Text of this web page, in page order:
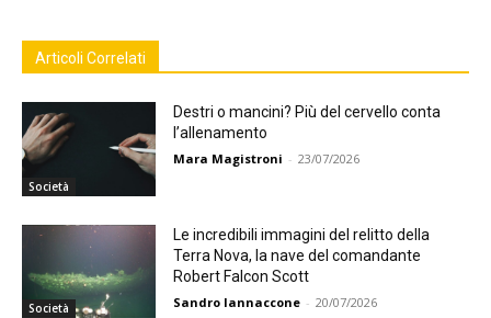
Articoli Correlati
Società
Destri o mancini? Più del cervello conta
l’allenamento
Mara Magistroni - 23/07/2026
Società
Le incredibili immagini del relitto della
Terra Nova, la nave del comandante
Robert Falcon Scott
Sandro Iannaccone - 20/07/2026